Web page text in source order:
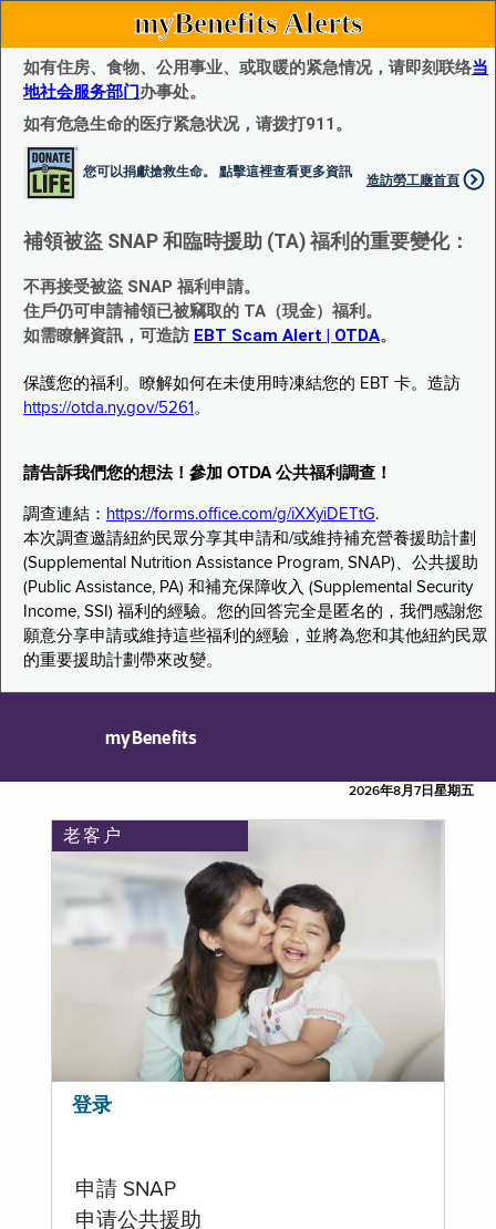
myBenefits Alerts
如有住房、食物、公用事业、或取暖的紧急情况，请即刻联络当
地社会服务部门办事处。
如有危急生命的医疗紧急状况，请拨打911。
您可以捐獻搶救生命。 點擊這裡查看更多資訊
造訪勞工廰首頁
補領被盜 SNAP 和臨時援助 (TA) 福利的重要變化：
不再接受被盜 SNAP 福利申請。
住戶仍可申請補領已被竊取的 TA（現金）福利。
如需瞭解資訊，可造訪 EBT Scam Alert | OTDA。
保護您的福利。瞭解如何在未使用時凍結您的 EBT 卡。造訪
https://otda.ny.gov/5261 。
請告訴我們您的想法！參加 OTDA 公共福利調查！
調查連結： https://forms.office.com/g/iXXyiDETtG.
本次調查邀請紐約民眾分享其申請和/或維持補充營養援助計劃
(Supplemental Nutrition Assistance Program, SNAP)、公共援助
(Public Assistance, PA) 和補充保障收入 (Supplemental Security
Income, SSI) 福利的經驗。您的回答完全是匿名的，我們感謝您
願意分享申請或維持這些福利的經驗，並將為您和其他紐約民眾
的重要援助計劃帶來改變。
myBenefits
2026年8月7日星期五
老客户
登录
申請 SNAP
申请公共援助